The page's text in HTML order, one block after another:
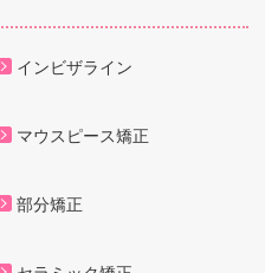
インビザライン
マウスピース矯正
部分矯正